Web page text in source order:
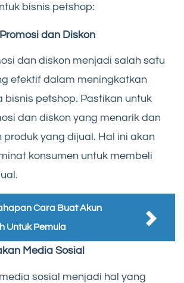
bisnis petshop:
dan Diskon
dan diskon menjadi salah satu
efektif dalam meningkatkan
bisnis petshop. Pastikan untuk
dan diskon yang menarik dan
produk yang dijual. Hal ini akan
konsumen untuk membeli
Cara Buat Akun
Untuk Pemula
Media Sosial
sosial menjadi hal yang